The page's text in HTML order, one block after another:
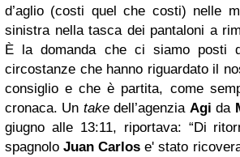
d’aglio (costi quel che costi) nelle
sinistra nella tasca dei pantaloni a
È la domanda che ci siamo posti
circostanze che hanno riguardato il
consiglio e che è partita, come
cronaca. Un takedell’agenzia Agi da
giugno alle 13:11, riportava: “Di
spagnolo Juan Carlos e' stato